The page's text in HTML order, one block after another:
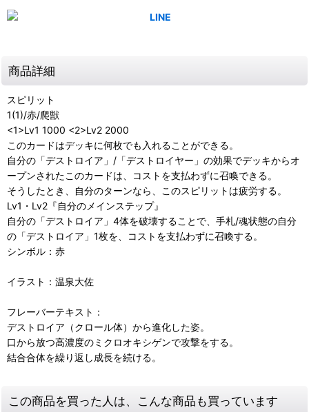
商品詳細
スピリット
1(1)/赤/爬獣
<1>Lv1 1000 <2>Lv2 2000
このカードはデッキに何枚でも入れることができる。
自分の「デストロイア」/「デストロイヤー」の効果でデッキからオ
ープンされたこのカードは、コストを支払わずに召喚できる。
そうしたとき、自分のターンなら、このスピリットは疲労する。
Lv1・Lv2『自分のメインステップ』
自分の「デストロイア」4体を破壊することで、手札/魂状態の自分
の「デストロイア」1枚を、コストを支払わずに召喚する。
シンボル：赤
イラスト：温泉大佐
フレーバーテキスト：
デストロイア（クロール体）から進化した姿。
口から放つ高濃度のミクロオキシゲンで攻撃をする。
結合合体を繰り返し成長を続ける。
この商品を買った人は、こんな商品も買っています